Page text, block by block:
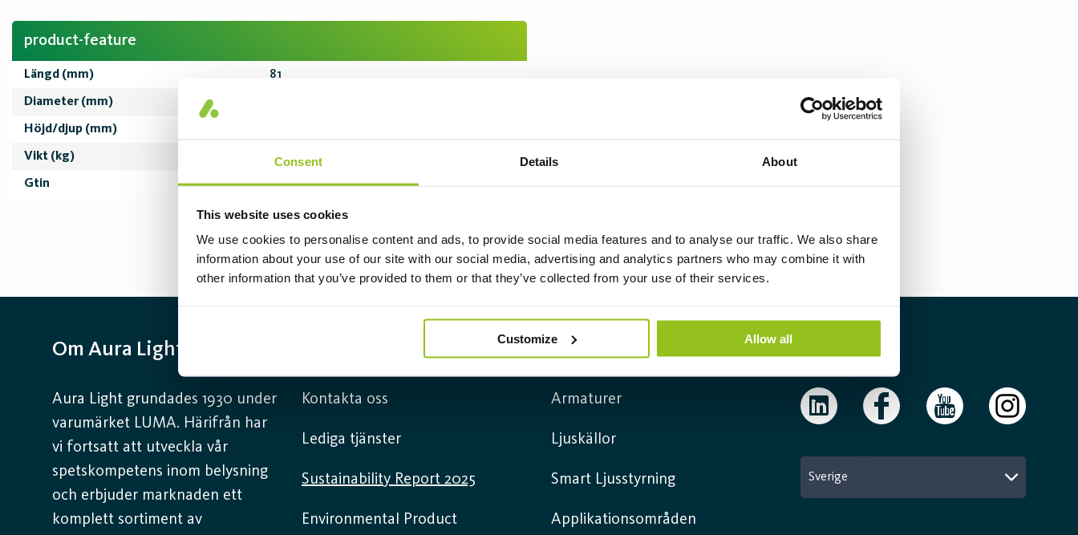
Consent Details About
This website uses cookies
We use cookies to personalise content and ads, to provide social media features and to analyse our traffic. We also share
information about your use of our site with our social media, advertising and analytics partners who may combine it with
other information that you’ve provided to them or that they’ve collected from your use of their services.
Customize Allow all
product-feature
Längd (mm) 81
Diameter (mm)
Höjd/djup (mm)
Vikt (kg) 0,06
Gtin 7333160003981
Om Aura Light
Aura Light grundades 1930 under
varumärket LUMA. Härifrån har
vi fortsatt att utveckla vår
spetskompetens inom belysning
och erbjuder marknaden ett
komplett sortiment av
Kontakta oss
Lediga tjänster
Sustainability Report 2025
Environmental Product
Produkter
Armaturer
Ljuskällor
Smart Ljusstyrning
Applikationsområden
Sverige